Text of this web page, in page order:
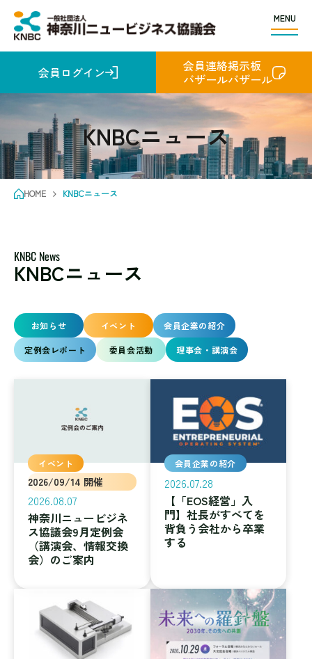
MENU
会員ログイン
会員連絡掲示板
バザールバザール
KNBCニュース
HOME KNBCニュース
KNBC News
KNBCニュース
お知らせ イベント 会員企業の紹介
定例会レポート 委員会活動 理事会・講演会
2026/09/14 開催
イベント
2026.08.07
神奈川ニュービジネ
ス協議会9月定例会
（講演会、情報交換
会）のご案内
会員企業の紹介
2026.07.28
【「EOS経営」入
門】社長がすべてを
背負う会社から卒業
する